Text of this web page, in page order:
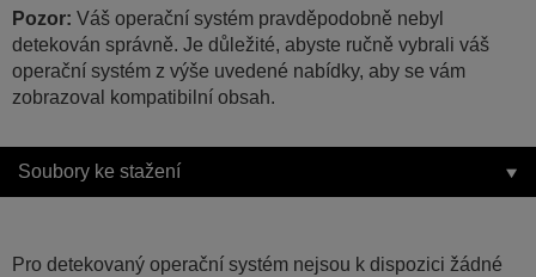
Pozor: Váš operační systém pravděpodobně nebyl
detekován správně. Je důležité, abyste ručně vybrali váš
operační systém z výše uvedené nabídky, aby se vám
zobrazoval kompatibilní obsah.
Soubory ke stažení
Pro detekovaný operační systém nejsou k dispozici žádné